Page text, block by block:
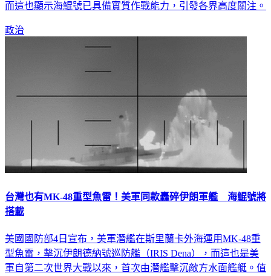
而這也顯示海鯤號已具備實質作戰能力，引發各界高度關注。
政治
台灣也有MK-48重型魚雷！美軍同款轟碎伊朗軍艦 海鯤號將
搭載
美國國防部4日宣布，美軍潛艦在斯里蘭卡外海運用MK-48重
型魚雷，擊沉伊朗德納號巡防艦（IRIS Dena），而這也是美
軍自第二次世界大戰以來，首次由潛艦擊沉敵方水面艦艇。值